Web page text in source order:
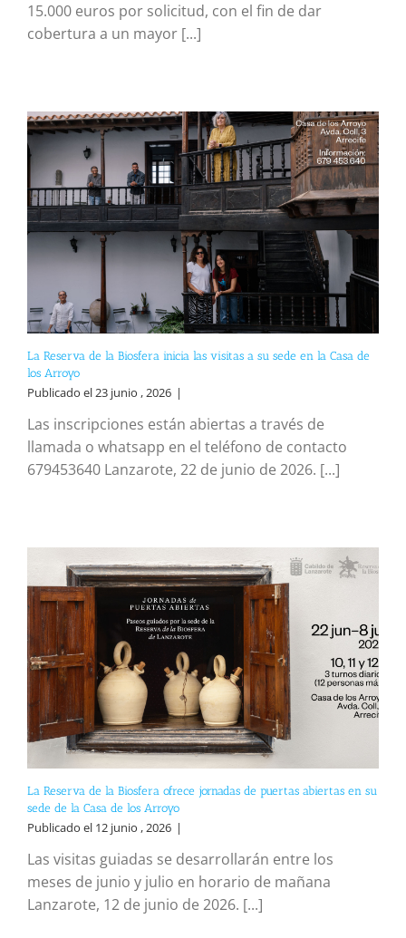
15.000 euros por solicitud, con el fin de dar
cobertura a un mayor [...]
La Reserva de la Biosfera inicia las visitas a su sede en la Casa de
los Arroyo
Publicado el 23 junio , 2026 |
Las inscripciones están abiertas a través de
llamada o whatsapp en el teléfono de contacto
679453640 Lanzarote, 22 de junio de 2026. [...]
La Reserva de la Biosfera ofrece jornadas de puertas abiertas en su
sede de la Casa de los Arroyo
Publicado el 12 junio , 2026 |
Las visitas guiadas se desarrollarán entre los
meses de junio y julio en horario de mañana
Lanzarote, 12 de junio de 2026. [...]